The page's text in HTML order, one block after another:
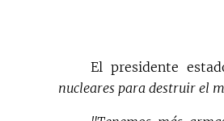
El presidente
nucleares para destruir el